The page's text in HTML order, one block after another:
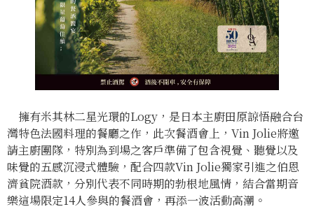
擁有米其林二星光環的Logy，是日本主廚田原諒悟融合台
灣特色法國料理的餐廳之作，此次餐酒會上，Vin Jolie將邀
請主廚團隊，特別為到場之客戶準備了包含視覺、聽覺以及
味覺的五感沉浸式體驗，配合四款Vin Jolie獨家引進之伯恩
濟貧院酒款，分別代表不同時期的勃根地風情，結合當期音
樂這場限定14人參與的餐酒會，再添一波活動高潮。